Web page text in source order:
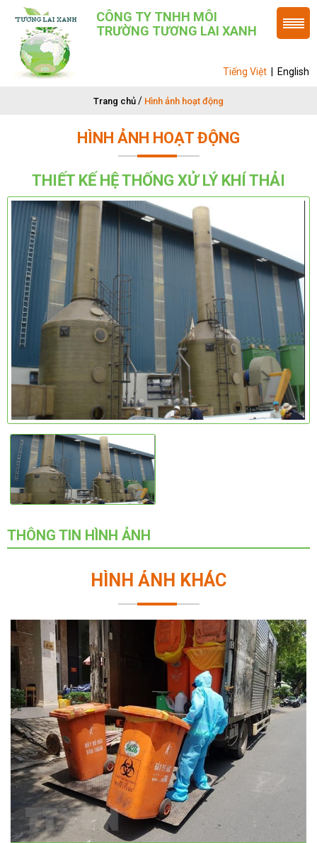
CÔNG TY TNHH MÔI
TRƯỜNG TƯƠNG LAI XANH
Tiếng Việt English
Trang chủ / Hình ảnh hoạt động
HÌNH ẢNH HOẠT ĐỘNG
THIẾT KẾ HỆ THỐNG XỬ LÝ KHÍ THẢI
THÔNG TIN HÌNH ẢNH
HÌNH ẢNH KHÁC